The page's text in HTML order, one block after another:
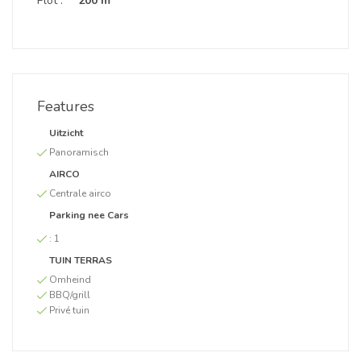
Features
Uitzicht
Panoramisch
AIRCO
Centrale airco
Parking nee Cars
: 1
TUIN TERRAS
Omheind
BBQ/grill
Privé tuin